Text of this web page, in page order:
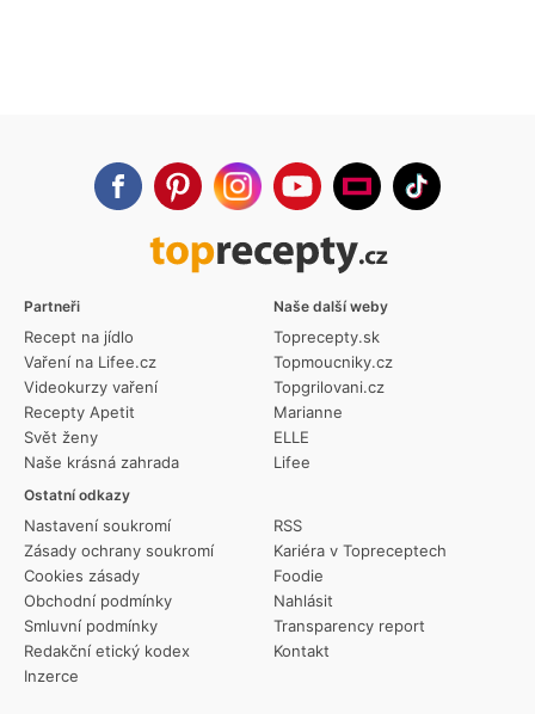
Partneři
Recept na jídlo
Vaření na Lifee.cz
Videokurzy vaření
Recepty Apetit
Svět ženy
Naše krásná zahrada
Ostatní odkazy
Nastavení soukromí
Zásady ochrany soukromí
Cookies zásady
Obchodní podmínky
Smluvní podmínky
Redakční etický kodex
Inzerce
RSS
Kariéra v Topreceptech
Foodie
Nahlásit
Transparency report
Kontakt
Naše další weby
Toprecepty.sk
Topmoucniky.cz
Topgrilovani.cz
Marianne
ELLE
Lifee